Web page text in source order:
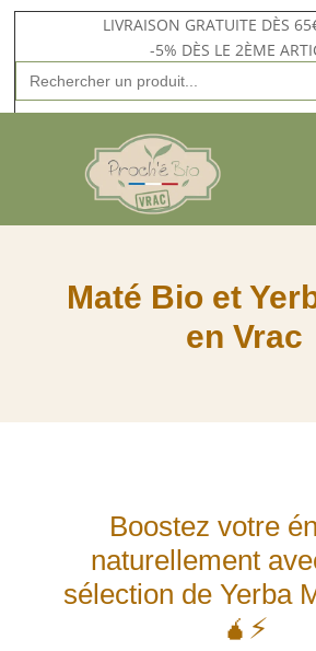
LIVRAISON GRATUITE DÈS
-5% DÈS LE 2ÈME
Search
for:
Maté Bio et
en Vrac
Boostez votre
naturellement
sélection de Yerba
🧉⚡